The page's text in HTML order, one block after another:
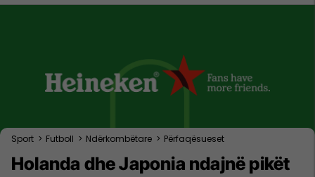
Sport > Futboll > Ndërkombëtare > Përfaqësueset
Holanda dhe Japonia ndajnë pikët